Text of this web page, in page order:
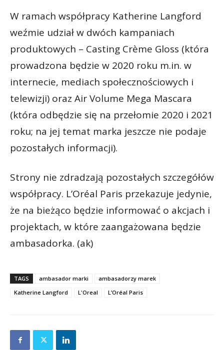
W ramach współpracy Katherine Langford
weźmie udział w dwóch kampaniach
produktowych – Casting Crème Gloss (która
prowadzona będzie w 2020 roku m.in. w
internecie, mediach społecznościowych i
telewizji) oraz Air Volume Mega Mascara
(która odbędzie się na przełomie 2020 i 2021
roku; na jej temat marka jeszcze nie podaje
pozostałych informacji).
Strony nie zdradzają pozostałych szczegółów
współpracy. L’Oréal Paris przekazuje jedynie,
że na bieżąco będzie informować o akcjach i
projektach, w które zaangażowana będzie
ambasadorka. (ak)
TAGS ambasador marki
ambasadorzy marek
Katherine Langford
L'Oreal L’Oréal Paris